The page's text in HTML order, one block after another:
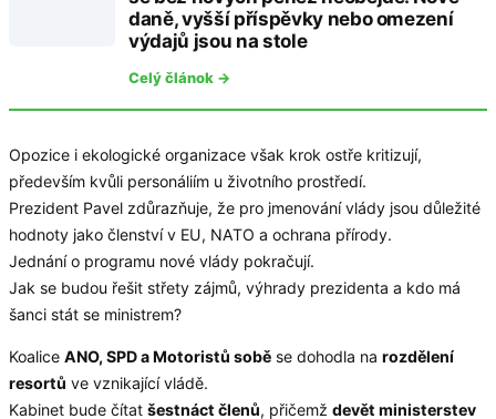
daně, vyšší příspěvky nebo omezení
výdajů jsou na stole
Celý článok →
Opozice i ekologické organizace však krok ostře kritizují,
především kvůli personáliím u životního prostředí.
Prezident Pavel zdůrazňuje, že pro jmenování vlády jsou důležité
hodnoty jako členství v EU, NATO a ochrana přírody.
Jednání o programu nové vlády pokračují.
Jak se budou řešit střety zájmů, výhrady prezidenta a kdo má
šanci stát se ministrem?
Koalice ANO, SPD a Motoristů sobě se dohodla na rozdělení
resortů ve vznikající vládě.
Kabinet bude čítat šestnáct členů, přičemž devět ministerstev